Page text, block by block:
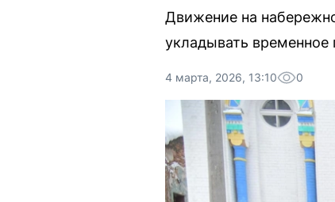
Движение на
укладывать
4 марта, 2026, 13:10 0